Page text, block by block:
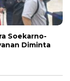
Soekarno-
Diminta